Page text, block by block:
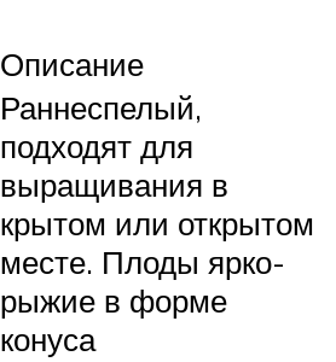
Описание
Раннеспелый,
подходят для
выращивания в
крытом или открытом
месте. Плоды ярко-
рыжие в форме
конуса